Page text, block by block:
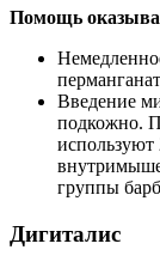
Помощь
Введение
подкожно.
используют
группы
Дигиталис